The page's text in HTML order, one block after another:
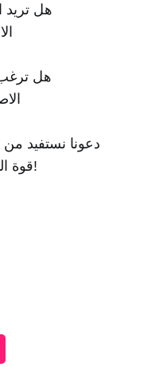
هل تريد
هل ترغب
قوة الذكاء الاصطناعي للجميع!